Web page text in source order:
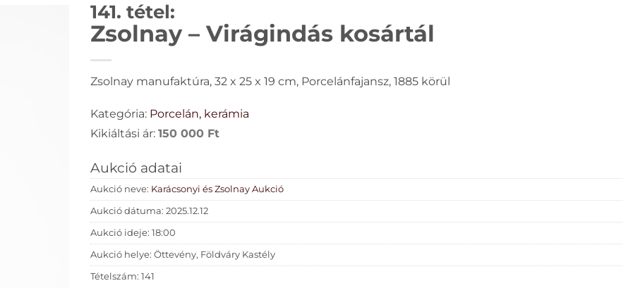
141. tétel:
Zsolnay – Virágindás kosártál
Zsolnay manufaktúra, 32 x 25 x 19 cm, Porcelánfajansz, 1885 körül
Kategória: Porcelán, kerámia
Kikiáltási ár: 150 000 Ft
Aukció adatai
Aukció neve: Karácsonyi és Zsolnay Aukció
Aukció dátuma: 2025.12.12
Aukció ideje: 18:00
Aukció helye: Öttevény, Földváry Kastély
Tételszám: 141